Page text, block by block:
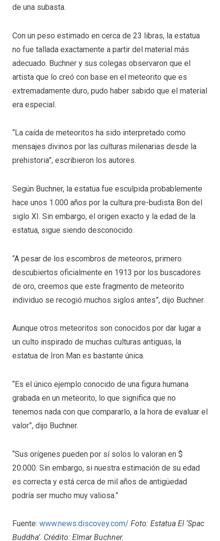
de una subasta.
Con un peso estimado en cerca de 23 libras, la estatua
no fue tallada exactamente a partir del material más
adecuado. Buchner y sus colegas observaron que el
artista que lo creó con base en el meteorito que es
extremadamente duro, pudo haber sabido que el material
era especial.
“La caída de meteoritos ha sido interpretado como
mensajes divinos por las culturas milenarias desde la
prehistoria”, escribieron los autores.
Según Buchner, la estatua fue esculpida probablemente
hace unos 1.000 años por la cultura pre-budista Bon del
siglo XI. Sin embargo, el origen exacto y la edad de la
estatua, sigue siendo desconocido.
“A pesar de los escombros de meteoros, primero
descubiertos oficialmente en 1913 por los buscadores
de oro, creemos que este fragmento de meteorito
individuo se recogió muchos siglos antes”, dijo Buchner.
Aunque otros meteoritos son conocidos por dar lugar a
un culto inspirado de muchas culturas antiguas, la
estatua de Iron Man es bastante única.
“Es el único ejemplo conocido de una figura humana
grabada en un meteorito, lo que significa que no
tenemos nada con que compararlo, a la hora de evaluar el
valor”, dijo Buchner.
“Sus orígenes pueden por sí solos lo valoran en $
20.000. Sin embargo, si nuestra estimación de su edad
es correcta y está cerca de mil años de antigüedad
podría ser mucho muy valiosa.”
Fuente: www.news.discovey.com/ Foto: Estatua El ‘Spac
Buddha’. Crédito: Elmar Buchner.